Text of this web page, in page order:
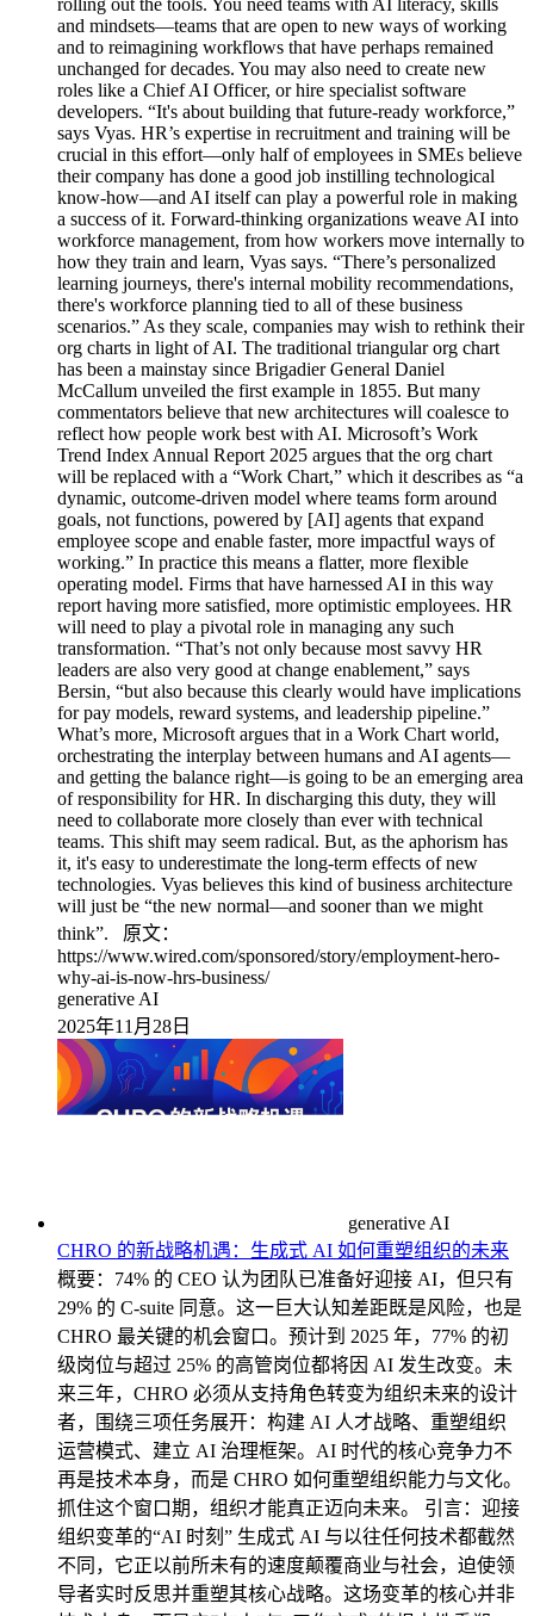
generative AI
2025年11月28日
generative AI
CHRO 的新战略机遇：生成式 AI 如何重塑组织的未来
概要：74% 的 CEO 认为团队已准备好迎接 AI，但只有
29% 的 C-suite 同意。这一巨大认知差距既是风险，也是
CHRO 最关键的机会窗口。预计到 2025 年，77% 的初
级岗位与超过 25% 的高管岗位都将因 AI 发生改变。未
来三年，CHRO 必须从支持角色转变为组织未来的设计
者，围绕三项任务展开：构建 AI 人才战略、重塑组织
运营模式、建立 AI 治理框架。AI 时代的核心竞争力不
再是技术本身，而是 CHRO 如何重塑组织能力与文化。
抓住这个窗口期，组织才能真正迈向未来。 引言：迎接
组织变革的“AI 时刻” 生成式 AI 与以往任何技术都截然
不同，它正以前所未有的速度颠覆商业与社会，迫使领
导者实时反思并重塑其核心战略。这场变革的核心并非